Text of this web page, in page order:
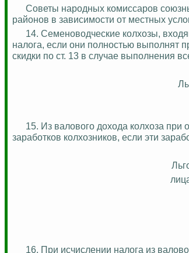
Советы народных комиссаров
районов в зависимости от местных
14. Семеноводческие колхозы,
налога, если они полностью выполнят
скидки по ст. 13 в случае выполнения
15. Из валового дохода колхоза при
заработков колхозников, если эти
16. При исчислении налога из